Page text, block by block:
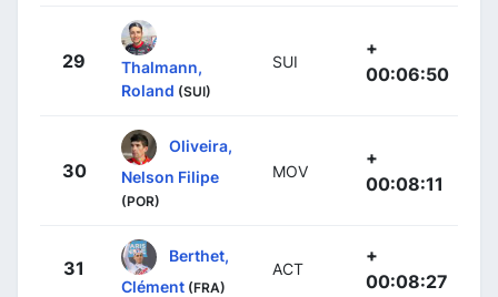
29
Thalmann,
Roland (SUI)
SUI
+
00:06:50
30
Oliveira,
Nelson Filipe
(POR)
MOV
+
00:08:11
31
Berthet,
Clément (FRA)
ACT
+
00:08:27